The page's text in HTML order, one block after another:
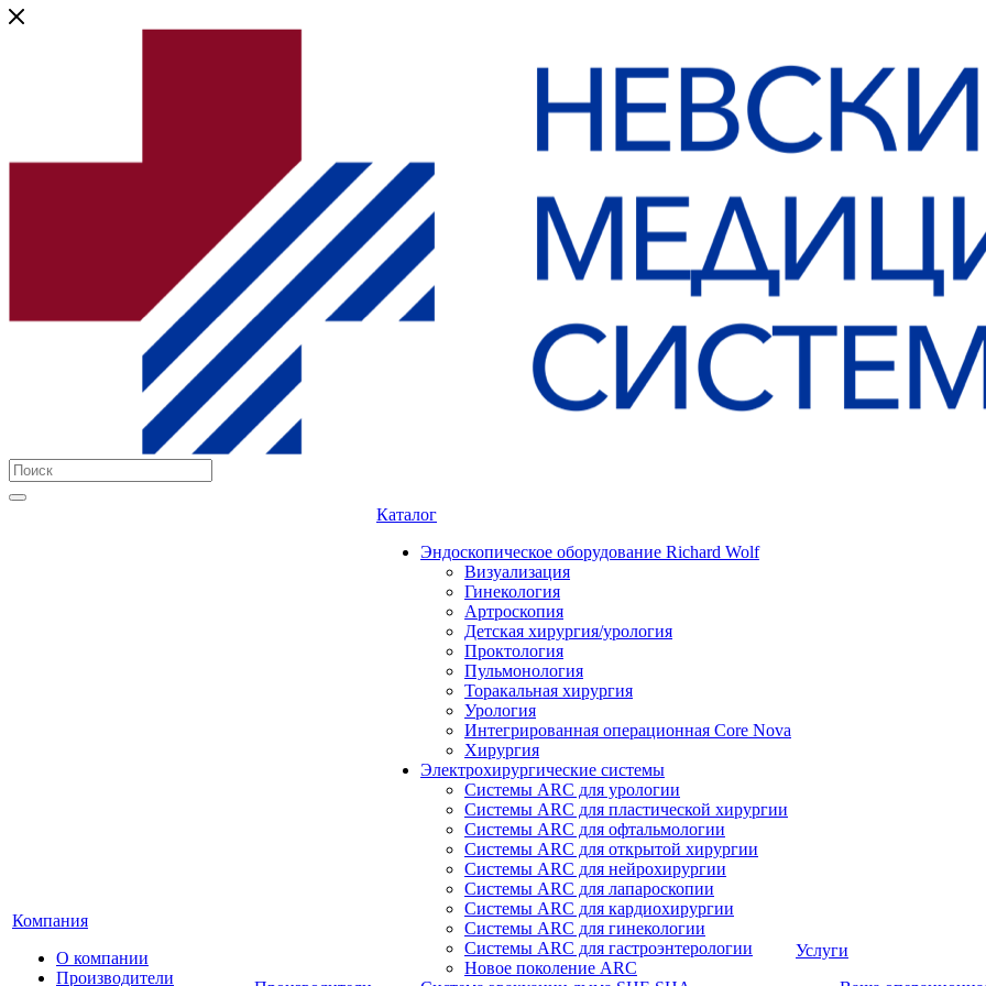
Компания
О компании
Производители
Каталог
Эндоскопическое оборудование Richard Wolf
Визуализация
Гинекология
Артроскопия
Детская хирургия/урология
Проктология
Пульмонология
Торакальная хирургия
Урология
Интегрированная операционная Core Nova
Хирургия
Электрохирургические системы
Системы ARC для урологии
Системы ARC для пластической хирургии
Системы ARC для офтальмологии
Системы ARC для открытой хирургии
Системы ARC для нейрохирургии
Системы ARC для лапароскопии
Системы ARC для кардиохирургии
Системы ARC для гинекологии
Системы ARC для гастроэнтерологии
Новое поколение ARC
Услуги